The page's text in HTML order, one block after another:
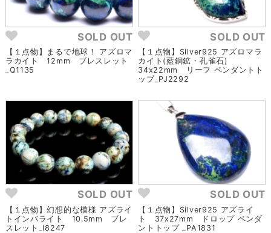
SOLD OUT
【１点物】まるで地球！ アズロマ
ラカイト 12mm ブレスレット
_Q1135
SOLD OUT
【１点物】Silver925 アズロマラ
カイト(藍銅鉱・孔雀石)
34x22mm リーフ ペンダントト
ップ_PJ2292
SOLD OUT
【１点物】幻想的な模様 アズライ
トインバライト 10.5mm ブレ
スレット_I8247
SOLD OUT
【１点物】Silver925 アズライ
ト 37x27mm ドロップ ペンダ
ントトップ _PA1831